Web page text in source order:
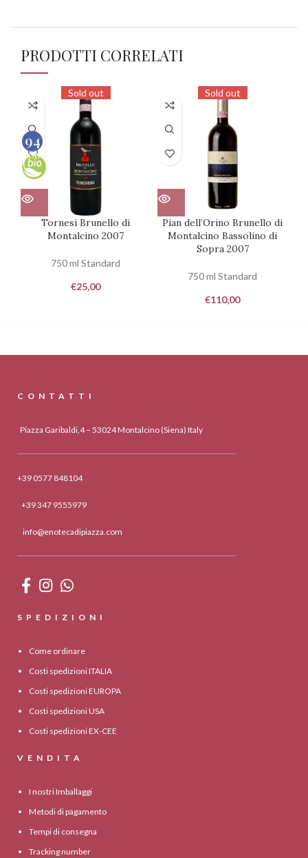
PRODOTTI CORRELATI
Sold out
Tornesi Brunello di
Montalcino 2007
750 ml Standard
€25,00
Sold out
Pian dell’Orino Brunello di
Montalcino Bassolino di
Sopra 2007
750 ml Standard
€110,00
94
100
CONTATTI
Piazza Garibaldi,4 – 53024 Montalcino (Siena) Italy
+39 0577 848104
+39 347 9555979
info@enotecadipiazza.com
SPEDIZIONI
Come ordinare
Costi spedizioni ITALIA
Costi spedizioni EUROPA
Costi spedizioni USA
Costi spedizioni EX-CEE
VENDITA
I nostri Imballaggi
Metodi di pagamento
Tempi di consegna
Tracking number